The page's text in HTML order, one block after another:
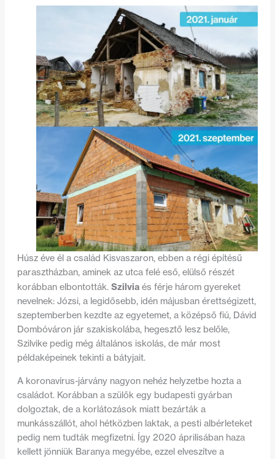
Húsz éve él a család Kisvaszaron, ebben a régi építésű
parasztházban, aminek az utca felé eső, elülső részét
korábban elbontották. Szilviaés férje három gyereket
nevelnek: Józsi, a legidősebb, idén májusban érettségizett,
szeptemberben kezdte az egyetemet, a középső fiú, Dávid
Dombóváron jár szakiskolába, hegesztő lesz belőle,
Szilvike pedig még általános iskolás, de már most
példaképeinek tekinti a bátyjait.
A koronavírus-járvány nagyon nehéz helyzetbe hozta a
családot. Korábban a szülők egy budapesti gyárban
dolgoztak, de a korlátozások miatt bezárták a
munkásszállót, ahol hétközben laktak, a pesti albérleteket
pedig nem tudták megfizetni. Így 2020 áprilisában haza
kellett jönniük Baranya megyébe, ezzel elveszítve a